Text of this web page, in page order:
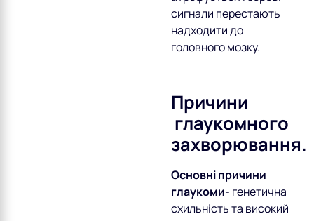
сигнали перестають
надходити до
головного мозку.
Причини
глаукомного
захворювання.
Основні причини
глаукоми- генетична
схильність та високий